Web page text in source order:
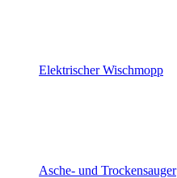
Elektrischer Wischmopp
Asche- und Trockensauger